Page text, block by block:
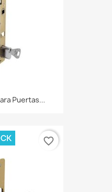
Puertas...
favorite_border